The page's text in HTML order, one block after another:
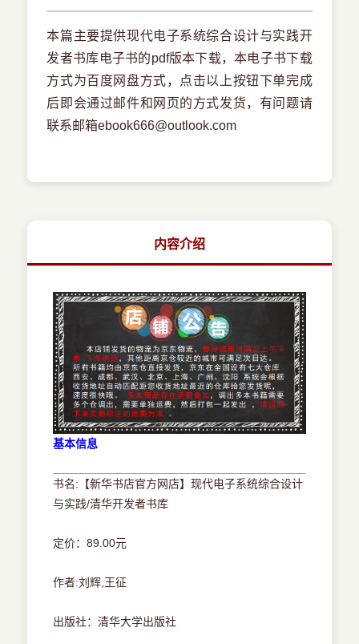
本篇主要提供现代电子系统综合设计与实践开
发者书库电子书的pdf版本下载，本电子书下载
方式为百度网盘方式，点击以上按钮下单完成
后即会通过邮件和网页的方式发货，有问题请
联系邮箱ebook666@outlook.com
内容介绍
基本信息
书名:【新华书店官方网店】现代电子系统综合设计
与实践/清华开发者书库
定价：89.00元
作者:刘辉,王征
出版社：清华大学出版社